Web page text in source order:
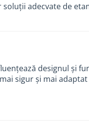
adecvate de
designul și
sigur și mai